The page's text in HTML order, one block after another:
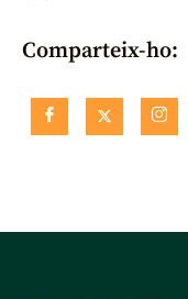
Comparteix-ho: